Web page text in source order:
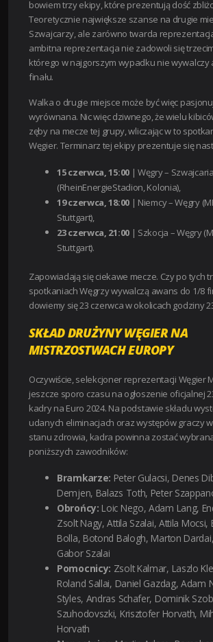
bowiem trzy ekipy, które prezentują dość
Teoretycznie największe szanse na drugie
Szwajcarzy, ale zarówno twarda
ambitna reprezentacja nie zadowoli się
którego w najgorszym wypadku nie wywalczy
finału.
Walka o drugie miejsce może być więc
wyrównana. Nic więc dziwnego, że wielu
zęby na mecze tej grupy, wliczając w to
Węgier. Terminarz tej ekipy prezentuje się
15 czerwca, 15:00| Węgry – Szwajcaria
(RheinEnergieStadion, Kolonia),
19 czerwca, 18:00| Niemcy – Węgry
Stuttgart),
23 czerwca, 21:00| Szkocja – Węgry
Stuttgart).
Zapowiadają się ciekawe mecze. Czy po tych
spotkaniach Węgrzy wywalczą awans do 1/8
dowiemy się 23 czerwca w okolicach godziny
SKŁAD DRUŻYNY WĘGIER NA
MISTRZOSTWACH EUROPY
Oczywiście, selekcjoner reprezentacji Węgier
jeszcze sporo czasu na ogłoszenie oficjalnej
kadry na Euro 2024. Na podstawie składu
udanych eliminacjach oraz występów graczy
stanu zdrowia, kadra powinna zostać
poniższych zawodników:
Bramkarze: Peter Gulacsi, Denes
Demjen, Balazs Toth, Peter
Obrońcy: Loic Nego, Adam Lang,
Zsolt Nagy, Attila Szalai, Attila Mocsi,
Bolla, Botond Balogh, Marton
Gabor Szalai
Pomocnicy: Zsolt Kalmar, Laszlo
Roland Sallai, Daniel Gazdag, Adam
Styles, Andras Schafer, Dominik
Szuhodovszki, Krisztofer Horvath,
Horvath